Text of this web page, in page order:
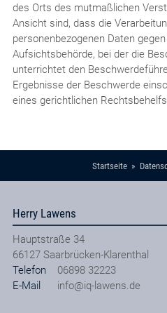
des Orts des mutmaßlichen
Ansicht sind, dass die
personenbezogenen Daten
Aufsichtsbehörde, bei der die
unterrichtet den
Ergebnisse der Beschwerde
eines gerichtlichen Rechtsbehelfs
Startseite
Herry Lawens
Hauptstraße 34
66127 Saarbrücken-Klarenthal
Telefon
06898 32223
E-Mail
info@iq-lawens.de